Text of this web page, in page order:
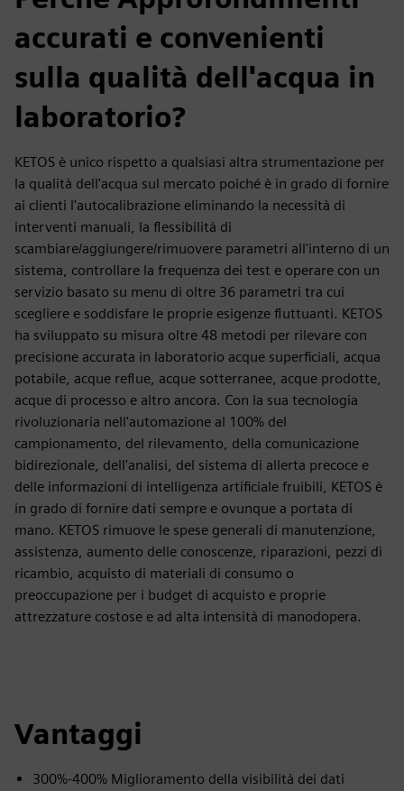
accurati e convenienti
sulla qualità dell'acqua in
laboratorio?
KETOS è unico rispetto a qualsiasi altra strumentazione per
la qualità dell'acqua sul mercato poiché è in grado di fornire
ai clienti l'autocalibrazione eliminando la necessità di
interventi manuali, la flessibilità di
scambiare/aggiungere/rimuovere parametri all'interno di un
sistema, controllare la frequenza dei test e operare con un
servizio basato su menu di oltre 36 parametri tra cui
scegliere e soddisfare le proprie esigenze fluttuanti. KETOS
ha sviluppato su misura oltre 48 metodi per rilevare con
precisione accurata in laboratorio acque superficiali, acqua
potabile, acque reflue, acque sotterranee, acque prodotte,
acque di processo e altro ancora. Con la sua tecnologia
rivoluzionaria nell'automazione al 100% del
campionamento, del rilevamento, della comunicazione
bidirezionale, dell'analisi, del sistema di allerta precoce e
delle informazioni di intelligenza artificiale fruibili, KETOS è
in grado di fornire dati sempre e ovunque a portata di
mano. KETOS rimuove le spese generali di manutenzione,
assistenza, aumento delle conoscenze, riparazioni, pezzi di
ricambio, acquisto di materiali di consumo o
preoccupazione per i budget di acquisto e proprie
attrezzature costose e ad alta intensità di manodopera.
Vantaggi
300%-400% Miglioramento della visibilità dei dati